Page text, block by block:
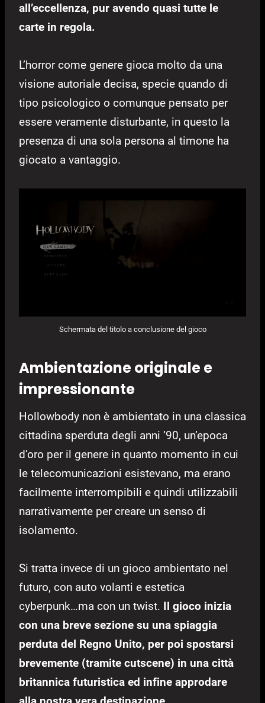
all’eccellenza, pur avendo quasi tutte le
carte in regola.
L’horror come genere gioca molto da una
visione autoriale decisa, specie quando di
tipo psicologico o comunque pensato per
essere veramente disturbante, in questo la
presenza di una sola persona al timone ha
giocato a vantaggio.
Schermata del titolo a conclusione del gioco
Ambientazione originale e
impressionante
Hollowbody non è ambientato in una classica
cittadina sperduta degli anni ’90, un’epoca
d’oro per il genere in quanto momento in cui
le telecomunicazioni esistevano, ma erano
facilmente interrompibili e quindi utilizzabili
narrativamente per creare un senso di
isolamento.
Si tratta invece di un gioco ambientato nel
futuro, con auto volanti e estetica
cyberpunk…ma con un twist. Il gioco inizia
con una breve sezione su una spiaggia
perduta del Regno Unito, per poi spostarsi
brevemente (tramite cutscene) in una città
britannica futuristica ed infine approdare